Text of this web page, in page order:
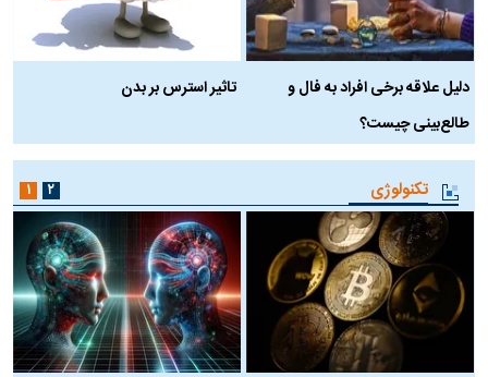
دلیل علاقه برخی افراد به فال و
طالع‌بینی چیست؟
تاثیر استرس بر بدن
تکنولوژی ۱ ۲